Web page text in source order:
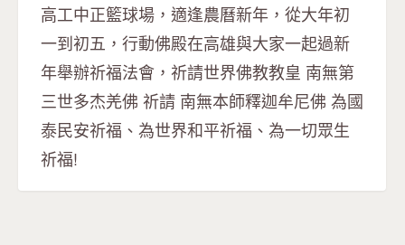
高工中正籃球場，適逢農曆新年，從大年初
一到初五，行動佛殿在高雄與大家一起過新
年舉辦祈福法會，祈請世界佛教教皇 南無第
三世多杰羌佛 祈請 南無本師釋迦牟尼佛 為國
泰民安祈福、為世界和平祈福、為一切眾生
祈福!